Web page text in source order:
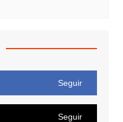
Seguir
Seguir